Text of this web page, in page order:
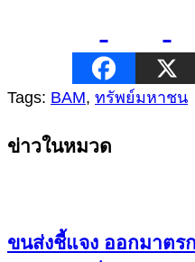
Tags: BAM, ทรัพย์มหาชน
Continue
ข่าวในหมวด
ขนส่งชี้แจง ออกมาต